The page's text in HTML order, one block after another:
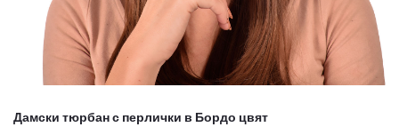
Дамски тюрбан с перлички в Бордо цвят